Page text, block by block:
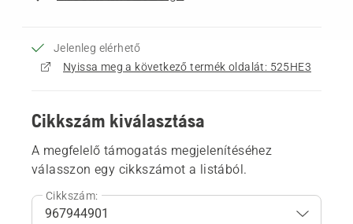
Jelenleg elérhető
Nyissa meg a következő termék oldalát: 525HE3
Cikkszám kiválasztása
A megfelelő támogatás megjelenítéséhez
válasszon egy cikkszámot a listából.
Cikkszám: